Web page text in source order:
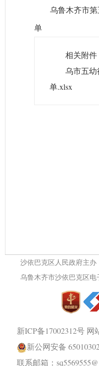
乌鲁木齐市
单
相关附件
乌市五
单.xlsx
沙依巴克区人民政府主办
乌鲁木齐市沙依巴克区
新ICP备17002312号 网
新公网安备
联系邮箱：